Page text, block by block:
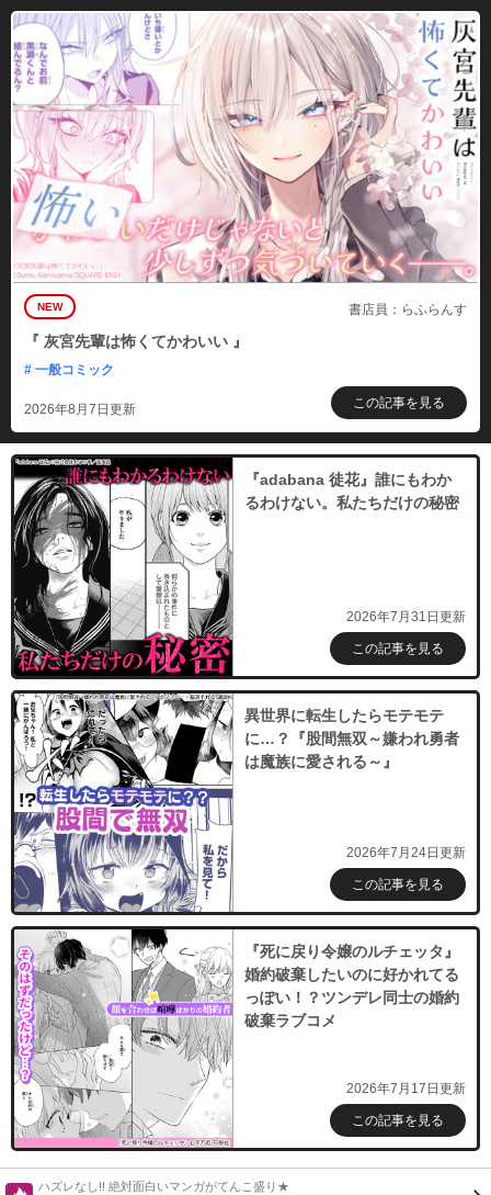
: 10 後編
必要ポイント：150
購入する
: 11 前編
必要ポイント： 150
購入する
: 11 後編
必要ポイント：150
NEW 書店員：らふらんす
『 灰宮先輩は怖くてかわいい 』
# 一般コミック
2026年8月7日更新 この記事を見る
『adabana 徒花』誰にもわか
るわけない。私たちだけの秘密
2026年7月31日更新
この記事を見る
異世界に転生したらモテモテ
に…？『股間無双～嫌われ勇者
は魔族に愛される～』
2026年7月24日更新
この記事を見る
『死に戻り令嬢のルチェッタ』
婚約破棄したいのに好かれてる
っぽい！？ツンデレ同士の婚約
破棄ラブコメ
2026年7月17日更新
この記事を見る
ハズレなし!! 絶対面白いマンガがてんこ盛り★